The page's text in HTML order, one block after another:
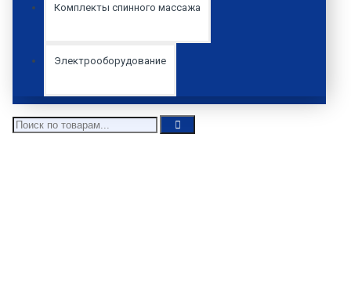
Комплекты спинного массажа
Электрооборудование